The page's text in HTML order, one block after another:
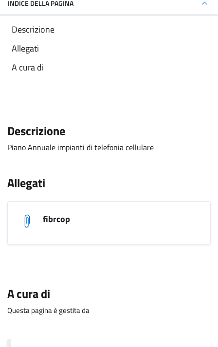
INDICE DELLA PAGINA
Descrizione
Allegati
A cura di
Descrizione
Piano Annuale impianti di telefonia cellulare
Allegati
fibrcop
A cura di
Questa pagina è gestita da